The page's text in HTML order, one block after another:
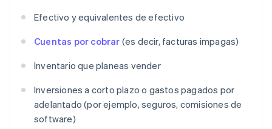
Efectivo y equivalentes de efectivo
Cuentas por cobrar (es decir, facturas impagas)
Inventario que planeas vender
Inversiones a corto plazo o gastos pagados por
adelantado (por ejemplo, seguros, comisiones de
software)